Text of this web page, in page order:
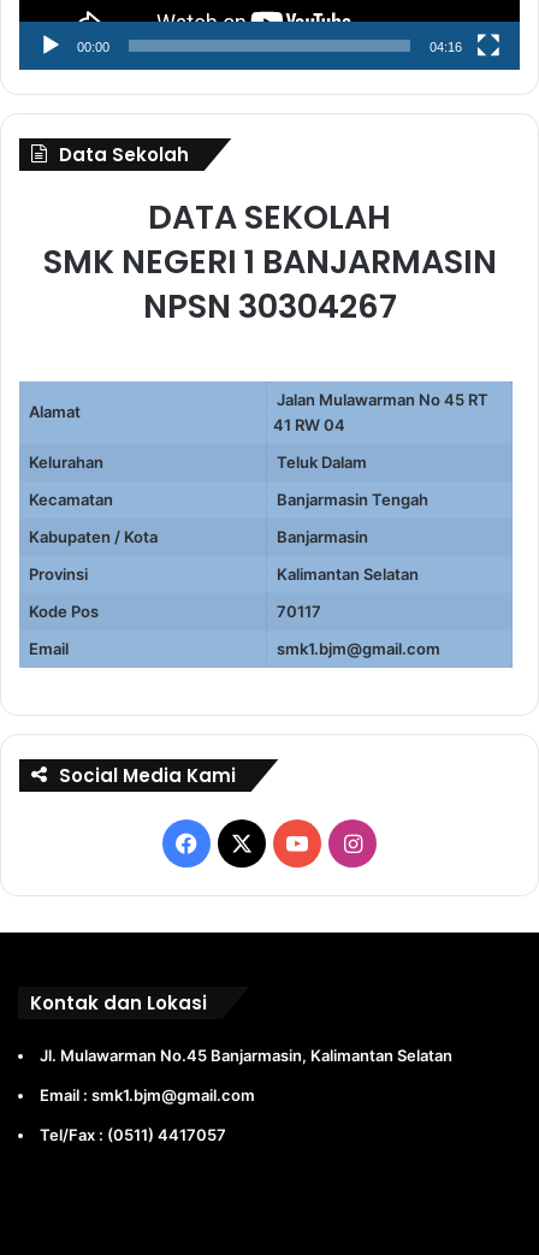
00:00 04:16
Data Sekolah
DATA SEKOLAH
SMK NEGERI 1 BANJARMASIN
NPSN 30304267
Alamat
Jalan Mulawarman No 45 RT
41 RW 04
Kelurahan
Teluk Dalam
Kecamatan
Banjarmasin Tengah
Kabupaten / Kota
Banjarmasin
Provinsi
Kalimantan Selatan
Kode Pos
70117
Email
smk1.bjm@gmail.com
Social Media Kami
Facebook
X YouTubeInstagram
Kontak dan Lokasi
Jl. Mulawarman No.45 Banjarmasin, Kalimantan Selatan
Email : smk1.bjm@gmail.com
Tel/Fax : (0511) 4417057